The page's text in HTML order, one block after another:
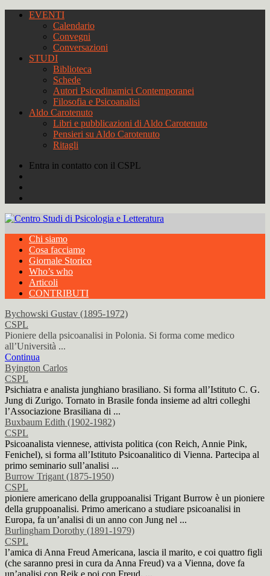
EVENTI
Calendario
Convegni
Conversazioni
STUDI
Biblioteca
Schede
Autori Psicodinamici Contemporanei
Filosofia e Psicoanalisi
Aldo Carotenuto
Libri e pubblicazioni di Aldo Carotenuto
Pensieri su Aldo Carotenuto
Ritagli
Entra in contatto con il CSPL
Chi siamo
Cosa facciamo
Giornale Storico
Who’s who
Articoli
CONTRIBUTI
Bychowski Gustav (1895-1972)
CSPL
Pioniere della psicoanalisi in Polonia. Si forma come medico
all’Università ...
Continua
Byington Carlos
CSPL
Psichiatra e analista junghiano brasiliano. Si forma all’Istituto C. G.
Jung di Zurigo. Tornato in Brasile fonda insieme ad altri colleghi
l’Associazione Brasiliana di ...
Buxbaum Edith (1902-1982)
CSPL
Psicoanalista viennese, attivista politica (con Reich, Annie Pink,
Fenichel), si forma all’Istituto Psicoanalitico di Vienna. Partecipa al
primo seminario sull’analisi ...
Burrow Trigant (1875-1950)
CSPL
pioniere americano della gruppoanalisi Trigant Burrow è un pioniere
della gruppoanalisi. Primo americano a studiare psicoanalisi in
Europa, fa un’analisi di un anno con Jung nel ...
Burlingham Dorothy (1891-1979)
CSPL
l’amica di Anna Freud Americana, lascia il marito, e coi quattro figli
(che saranno presi in cura da Anna Freud) va a Vienna, dove fa
un’analisi con Reik e poi con Freud. ...